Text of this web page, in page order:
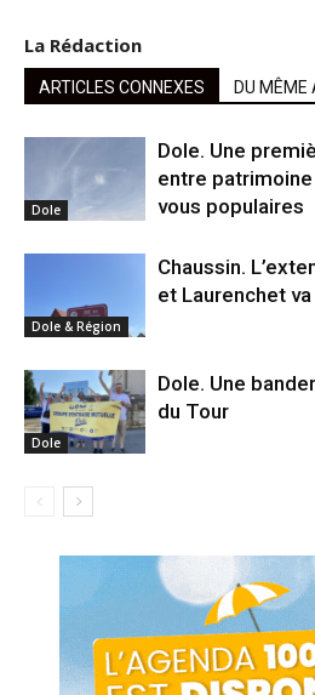
La Rédaction
ARTICLES CONNEXES DU MÊME
Dole
Dole. Une
entre
vous populaires
Dole & Région
Chaussin.
et Laurenchet
Dole
Dole. Une
du Tour